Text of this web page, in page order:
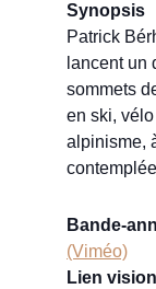
Synopsis
Patrick
lancent un
sommets
en ski,
alpinisme,
Bande-
(Viméo)
Lien